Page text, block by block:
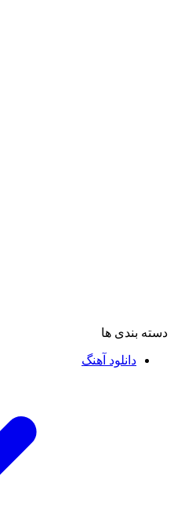
دسته بندی ها
دانلود آهنگ